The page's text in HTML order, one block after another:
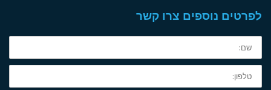
לפרטים נוספים צרו קשר
שם:
טלפון: